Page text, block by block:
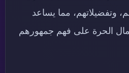
وتفضيلاتهم، مما يساعد
الحرة على فهم جمهورهم